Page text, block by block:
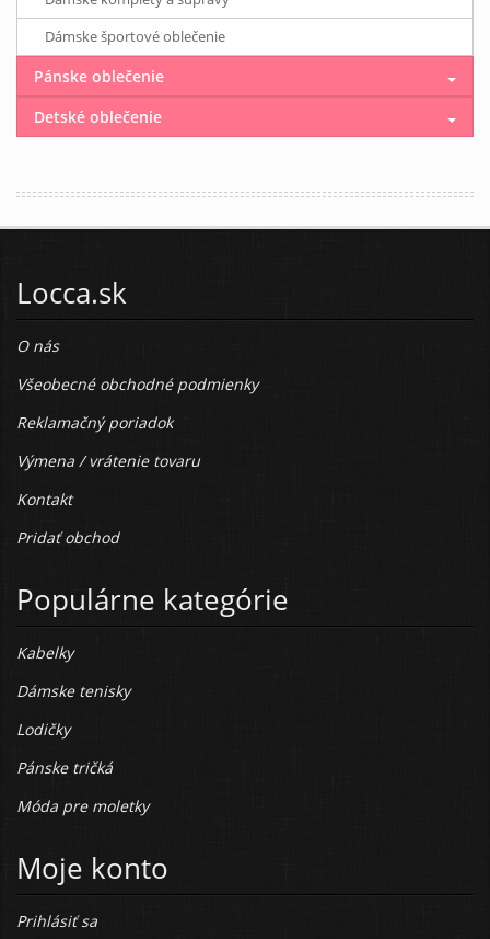
Dámske športové oblečenie
Pánske oblečenie
Detské oblečenie
Locca.sk
O nás
Všeobecné obchodné podmienky
Reklamačný poriadok
Výmena / vrátenie tovaru
Kontakt
Pridať obchod
Populárne kategórie
Kabelky
Dámske tenisky
Lodičky
Pánske tričká
Móda pre moletky
Moje konto
Prihlásiť sa